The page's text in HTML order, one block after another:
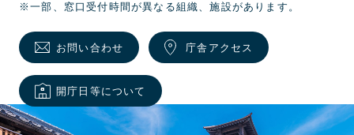
※一部、窓口受付時間が異なる組織、施設があります。
お問い合わせ 庁舎アクセス
開庁日等について